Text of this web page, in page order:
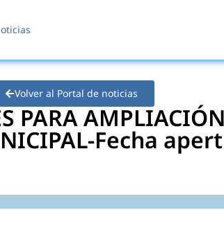
Volver al Portal de noticias
PARA
Fecha